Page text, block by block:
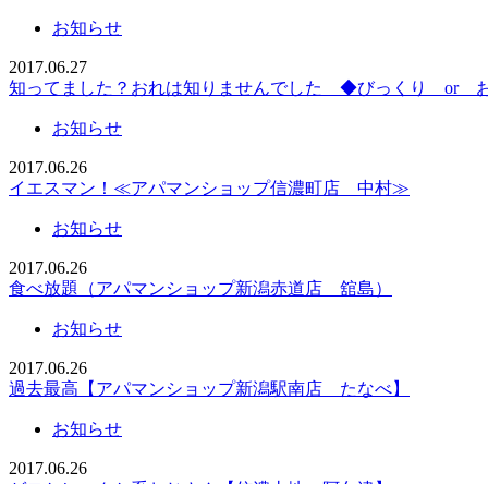
お知らせ
2017.06.27
知ってました？おれは知りませんでした ◆びっくり or
お知らせ
2017.06.26
イエスマン！≪アパマンショップ信濃町店 中村≫
お知らせ
2017.06.26
食べ放題（アパマンショップ新潟赤道店 舘島）
お知らせ
2017.06.26
過去最高【アパマンショップ新潟駅南店 たなべ】
お知らせ
2017.06.26